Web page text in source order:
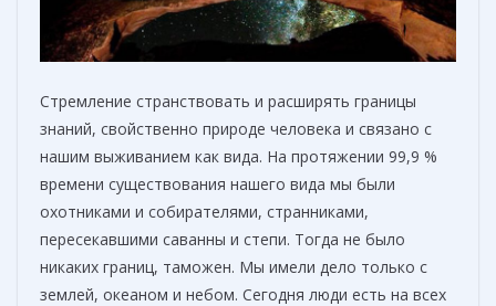
Стремление странствовать и расширять границы
знаний, свойственно природе человека и связано с
нашим выживанием как вида. На протяжении 99,9 %
времени существования нашего вида мы были
охотниками и собирателями, странниками,
пересекавшими саванны и степи. Тогда не было
никаких границ, таможен. Мы имели дело только с
землей, океаном и небом. Сегодня люди есть на всех